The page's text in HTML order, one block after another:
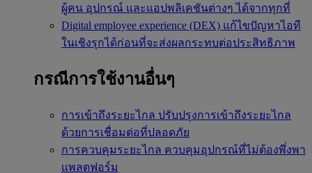
ผู้คน อุปกรณ์ และแอปพลิเคชันต่างๆ ได้จากทุกที่
Digital employee experience (DEX) แก้ไขปัญหาไอที
ในเชิงรุกได้ก่อนที่จะส่งผลกระทบต่อประสิทธิภาพ
กรณีการใช้งานอื่นๆ
การเข้าถึงระยะไกล ปรับปรุงการเข้าถึงระยะไกล
ด้วยการเชื่อมต่อที่ปลอดภัย
การควบคุมระยะไกล ควบคุมอุปกรณ์ที่ไม่ต้องพึ่งพา
แพลตฟอร์ม